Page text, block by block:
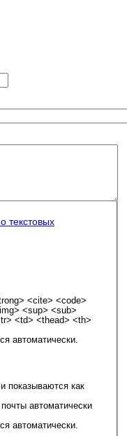
текстовых
<cite> <code>
<sup> <sub>
<td> <thead> <th>
автоматически.
показываются как
автоматически
автоматически.